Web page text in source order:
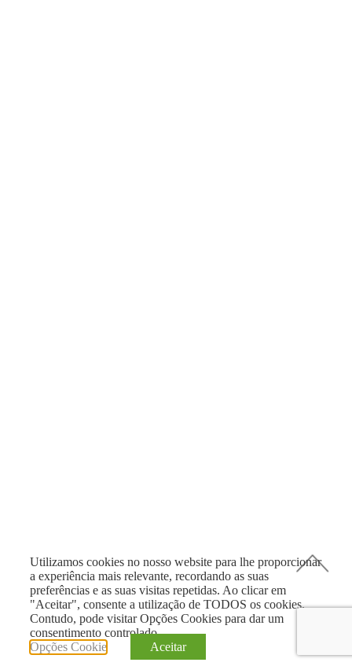
Utilizamos cookies no nosso website para lhe proporcionar
a experiência mais relevante, recordando as suas
preferências e as suas visitas repetidas. Ao clicar em
"Aceitar", consente a utilização de TODOS os cookies.
Contudo, pode visitar Opções Cookies para dar um
consentimento controlado.
Opções Cookie
Aceitar